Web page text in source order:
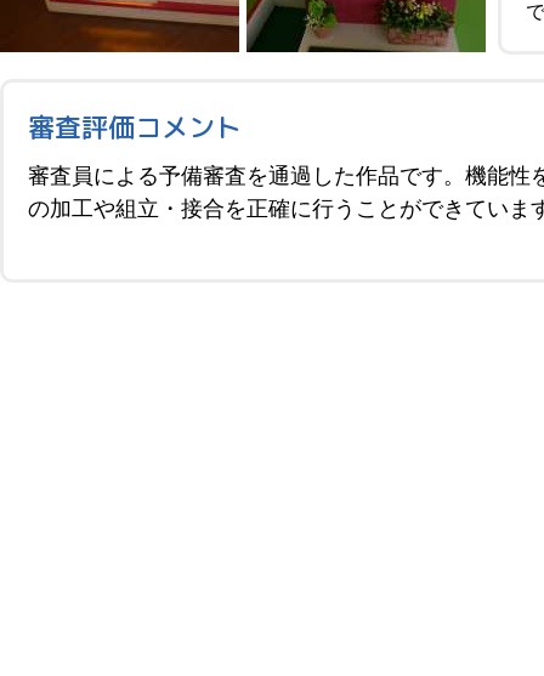
審査評価コメント
審査員による予備審査を通過した作品です。機能
の加工や組立・接合を正確に行うことができていま